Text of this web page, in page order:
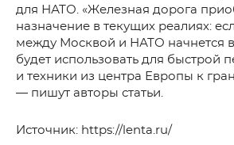
для НАТО. «Железная дорога
назначение в текущих реалиях:
между Москвой и НАТО начнется
будет использовать для быстрой
и техники из центра Европы к
— пишут авторы статьи.
Источник: https://lenta.ru/